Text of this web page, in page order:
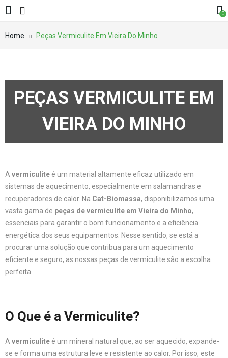
0
Home Peças Vermiculite Em Vieira Do Minho
PEÇAS VERMICULITE EM
VIEIRA DO MINHO
A vermiculite é um material altamente eficaz utilizado em
sistemas de aquecimento, especialmente em salamandras e
recuperadores de calor. Na Cat-Biomassa, disponibilizamos uma
vasta gama de peças de vermiculite em Vieira do Minho,
essenciais para garantir o bom funcionamento e a eficiência
energética dos seus equipamentos. Nesse sentido, se está a
procurar uma solução que contribua para um aquecimento
eficiente e seguro, as nossas peças de vermiculite são a escolha
perfeita.
O Que é a Vermiculite?
A vermiculite é um mineral natural que, ao ser aquecido, expande-
se e forma uma estrutura leve e resistente ao calor. Por isso, este